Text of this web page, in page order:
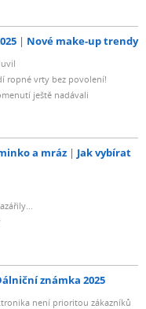
Nové make-up trendy
ropné vrty bez povolení!
ještě nadávali
a mráz
Jak vybírat
známka 2025
není prioritou zákazníků